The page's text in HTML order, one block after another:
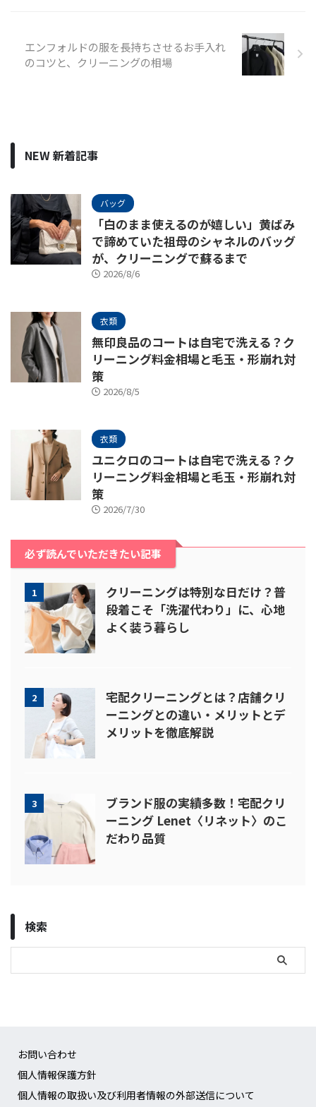
エンフォルドの服を長持ちさせるお手入れ
のコツと、クリーニングの相場
NEW 新着記事
バッグ
「白のまま使えるのが嬉しい」黄ばみ
で諦めていた祖母のシャネルのバッグ
が、クリーニングで蘇るまで
2026/8/6
衣類
無印良品のコートは自宅で洗える？ク
リーニング料金相場と毛玉・形崩れ対
策
2026/8/5
衣類
ユニクロのコートは自宅で洗える？ク
リーニング料金相場と毛玉・形崩れ対
策
2026/7/30
必ず読んでいただきたい記事
1
クリーニングは特別な日だけ？普
段着こそ「洗濯代わり」に、心地
よく装う暮らし
2
宅配クリーニングとは？店舗クリ
ーニングとの違い・メリットとデ
メリットを徹底解説
3
ブランド服の実績多数！宅配クリ
ーニング Lenet〈リネット〉のこ
だわり品質
検索
お問い合わせ
個人情報保護方針
個人情報の取扱い及び利用者情報の外部送信について